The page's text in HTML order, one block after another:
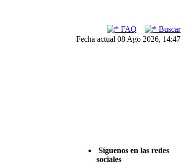
FAQ
Buscar
Fecha actual 08 Ago 2026, 14:47
Síguenos en las redes
sociales